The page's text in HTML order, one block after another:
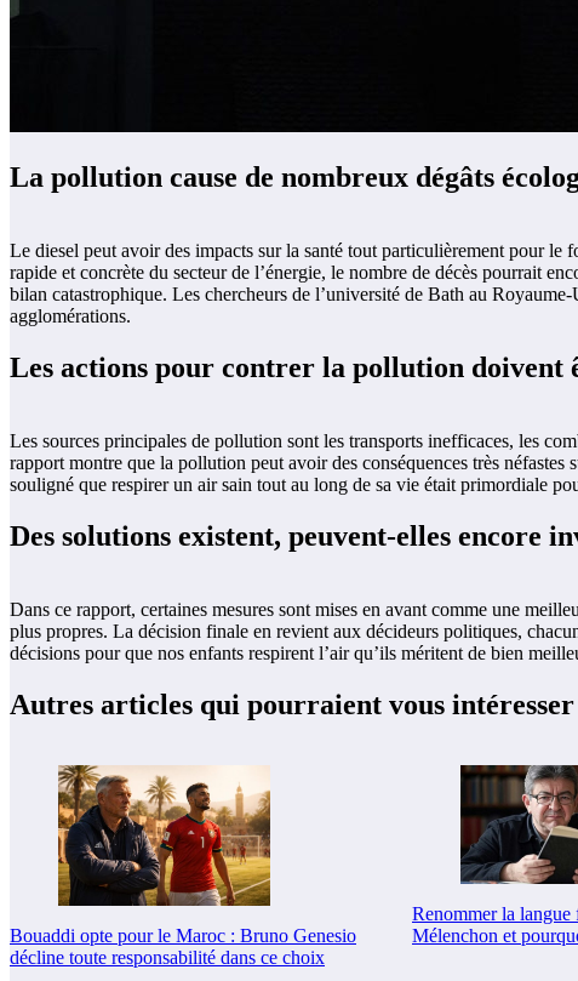
La pollution cause de nombreux dégâts
Le diesel peut avoir des impacts sur la santé tout particulièrement pour
rapide et concrète du secteur de l’énergie, le nombre de décès pourrait
bilan catastrophique. Les chercheurs de l’université de Bath au
agglomérations.
Les actions pour contrer la pollution doivent
Les sources principales de pollution sont les transports inefficaces, les
rapport montre que la pollution peut avoir des conséquences très néfastes
souligné que respirer un air sain tout au long de sa vie était primordiale
Des solutions existent, peuvent-elles encore
Dans ce rapport, certaines mesures sont mises en avant comme une
plus propres. La décision finale en revient aux décideurs politiques,
décisions pour que nos enfants respirent l’air qu’ils méritent de bien
Autres articles qui pourraient vous intéresser
Bouaddi opte pour le Maroc : Bruno Genesio
décline toute responsabilité dans ce choix
Renommer la langue
Mélenchon et